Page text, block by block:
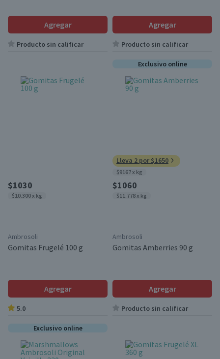
Agregar
Producto sin calificar
Agregar
Producto sin calificar
$1030
$10.300 x kg
Ambrosoli
Gomitas Frugelé 100 g
Agregar
5.0
Exclusivo online
Lleva 2 por $1650
$9167 x kg
$1060
$11.778 x kg
Ambrosoli
Gomitas Amberries 90 g
Agregar
Producto sin calificar
Exclusivo online